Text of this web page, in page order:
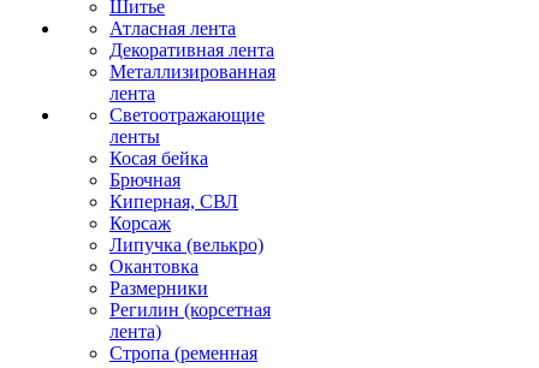
Шитье
Атласная лента
Декоративная лента
Металлизированная
лента
Светоотражающие
ленты
Косая бейка
Брючная
Киперная, СВЛ
Корсаж
Липучка (велькро)
Окантовка
Размерники
Регилин (корсетная
лента)
Стропа (ременная